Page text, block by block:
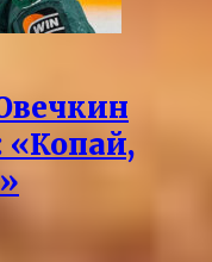
«Копай,